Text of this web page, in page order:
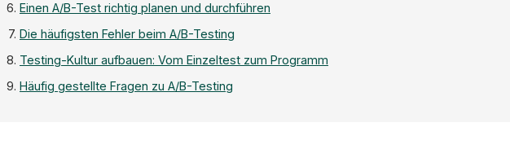
Einen A/B-Test richtig planen und durchführen
Die häufigsten Fehler beim A/B-Testing
Testing-Kultur aufbauen: Vom Einzeltest zum Programm
Häufig gestellte Fragen zu A/B-Testing